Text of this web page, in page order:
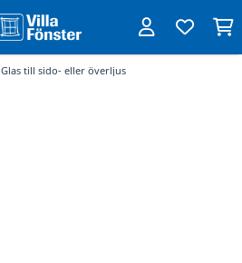
Glas till sido- eller överljus